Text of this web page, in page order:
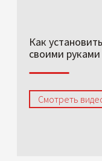
Как
своими руками
Смотреть